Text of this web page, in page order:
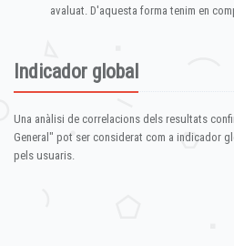
avaluat. D'aquesta forma tenim en
Indicador global
Una anàlisi de correlacions dels resultats
General" pot ser considerat com a indicador
pels usuaris.